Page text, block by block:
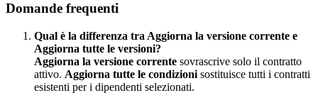
Domande frequenti
Qual è la differenza tra Aggiorna la versione corrente e
Aggiorna tutte le versioni?
Aggiorna la versione corrente sovrascrive solo il contratto
attivo. Aggiorna tutte le condizioni sostituisce tutti i contratti
esistenti per i dipendenti selezionati.